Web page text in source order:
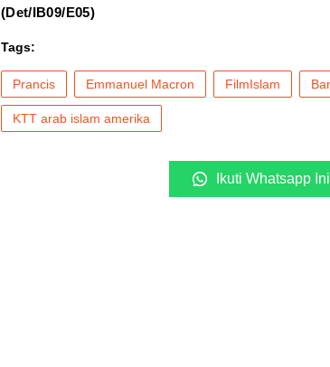
(Det/IB09/E05)
Tags:
Prancis Emmanuel Macron FilmIslam
KTT arab islam amerika
Ikuti Whatsapp